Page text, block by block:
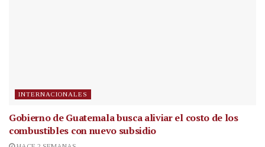
INTERNACIONALES
Gobierno de Guatemala busca aliviar el costo de los
combustibles con nuevo subsidio